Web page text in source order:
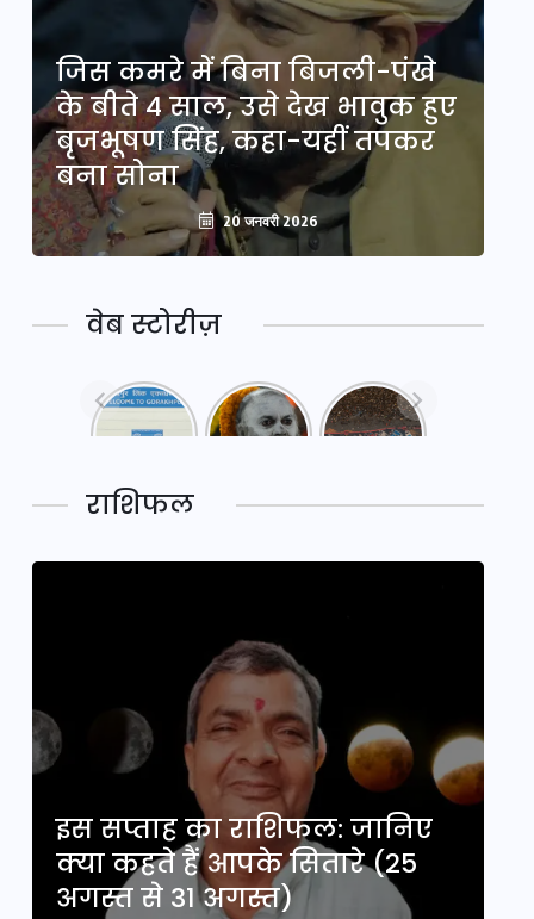
जिस कमरे में बिना बिजली-पंखे
के बीते 4 साल, उसे देख भावुक हुए
बृजभूषण सिंह, कहा-यहीं तपकर
बना सोना
20 जनवरी 2026
वेब स्टोरीज़
नया
एक्सप्रेसवे:
डेवलपमेंट का
लिंक
महाकुंभ
2025: कुछ
महाकुंभ
2025:
राशिफल
इस सप्ताह का राशिफल: जानिए
क्या कहते हैं आपके सितारे (25
अगस्त से 31 अगस्त)